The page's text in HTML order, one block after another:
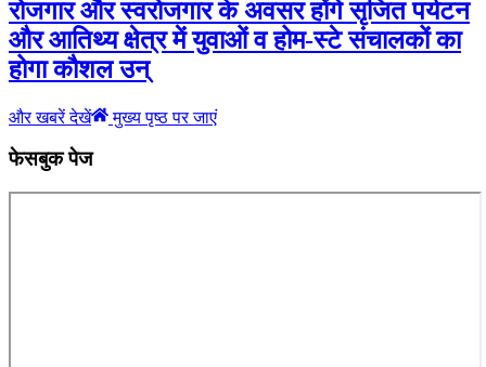
रोजगार और स्वरोजगार के अवसर होंगे सृजित पर्यटन
और आतिथ्य क्षेत्र में युवाओं व होम-स्टे संचालकों का
होगा कौशल उन्
और खबरें देखें मुख्य पृष्ठ पर जाएं
फेसबुक पेज